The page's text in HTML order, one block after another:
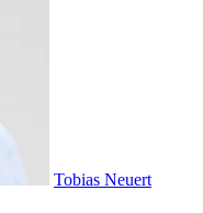
Tobias Neuert